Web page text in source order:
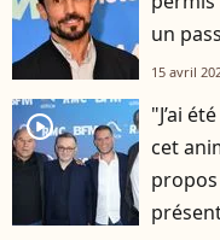
un
15 avril
player2
"J’ai
cet